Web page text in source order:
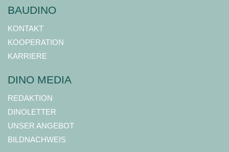
BAUDINO
KONTAKT
KOOPERATION
KARRIERE
DINO MEDIA
REDAKTION
DINOLETTER
UNSER ANGEBOT
BILDNACHWEIS